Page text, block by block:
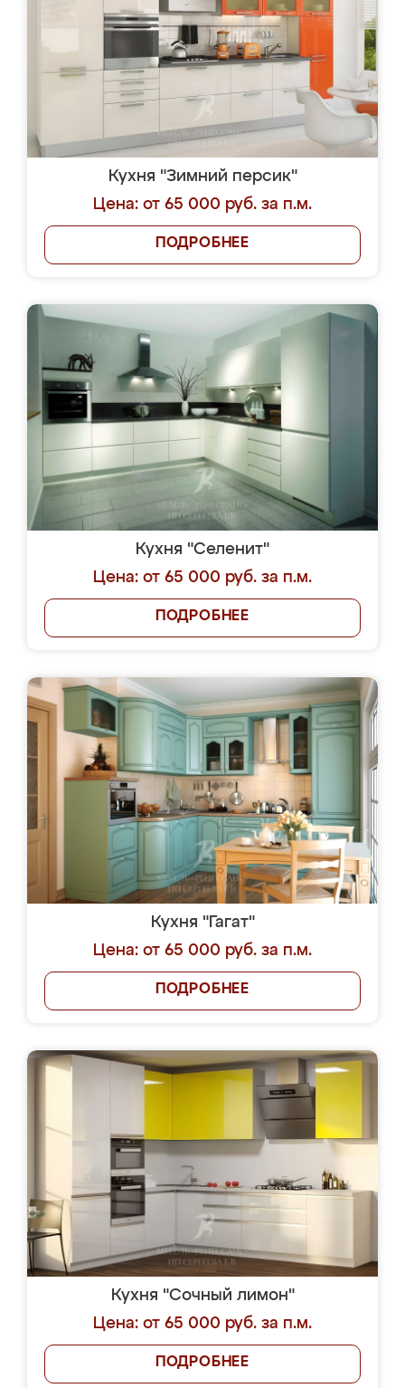
Кухня "Зимний персик"
Цена: от 65 000 руб. за п.м.
ПОДРОБНЕЕ
Кухня "Селенит"
Цена: от 65 000 руб. за п.м.
ПОДРОБНЕЕ
Кухня "Гагат"
Цена: от 65 000 руб. за п.м.
ПОДРОБНЕЕ
Кухня "Сочный лимон"
Цена: от 65 000 руб. за п.м.
ПОДРОБНЕЕ